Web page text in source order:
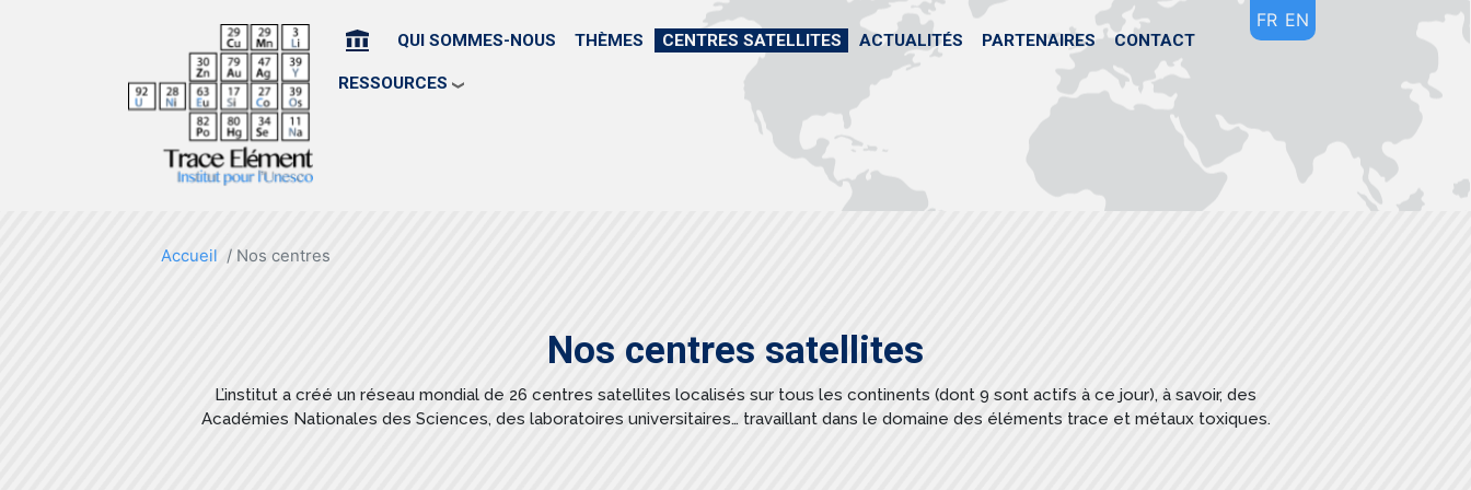
Aller
au
contenu
FR EN
ACCUEILQUI SOMMES-NOUS THÈMES CENTRES SATELLITES ACTUALITÉS PARTENAIRES CONTACT
RESSOURCES
Accueil Nos centres
Nos centres satellites
L’institut a créé un réseau mondial de 26 centres satellites localisés sur tous les continents (dont 9 sont actifs à ce jour), à savoir, des
Académies Nationales des Sciences, des laboratoires universitaires… travaillant dans le domaine des éléments trace et métaux toxiques.